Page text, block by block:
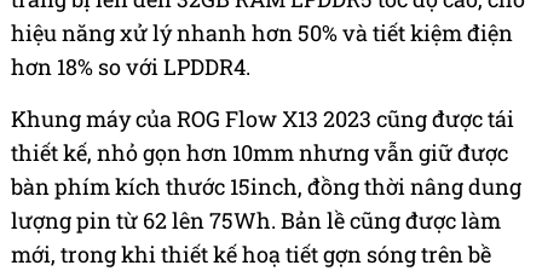
hiệu năng xử lý nhanh hơn 50% và tiết kiệm điện
hơn 18% so với LPDDR4.
Khung máy của ROG Flow X13 2023 cũng được tái
thiết kế, nhỏ gọn hơn 10mm nhưng vẫn giữ được
bàn phím kích thước 15inch, đồng thời nâng dung
lượng pin từ 62 lên 75Wh. Bản lề cũng được làm
mới, trong khi thiết kế hoạ tiết gợn sóng trên bề